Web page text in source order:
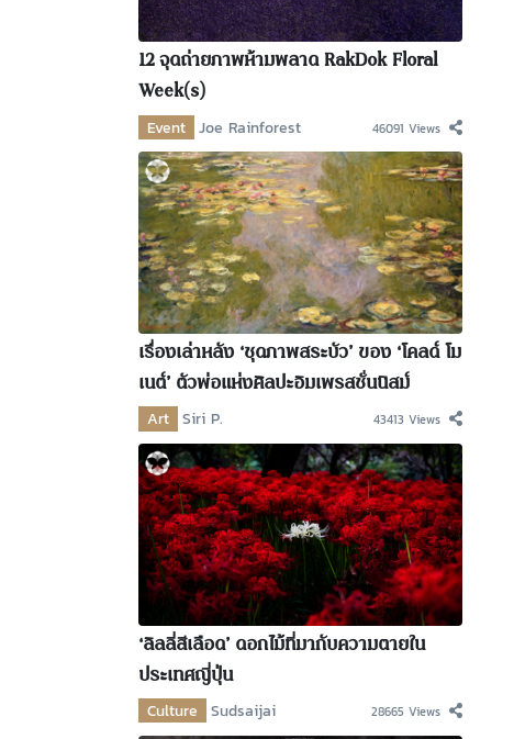
12 จุดถ่ายภาพห้ามพลาด RakDok Floral
Week(s)
Event Joe Rainforest 46091 Views
เรื่องเล่าหลัง ‘ชุดภาพสระบัว’ ของ ‘โคลด์ โม
เนต์’ ตัวพ่อแห่งศิลปะอิมเพรสชั่นนิสม์
Art Siri P. 43413 Views
‘ลิลลี่สีเลือด’ ดอกไม้ที่มากับความตายใน
ประเทศญี่ปุ่น
Culture Sudsaijai 28665 Views